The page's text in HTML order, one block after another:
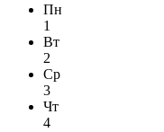
Пн
1
Вт
2
Ср
3
Чт
4